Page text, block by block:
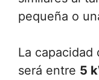
pequeña o
La capacidad
será entre 5